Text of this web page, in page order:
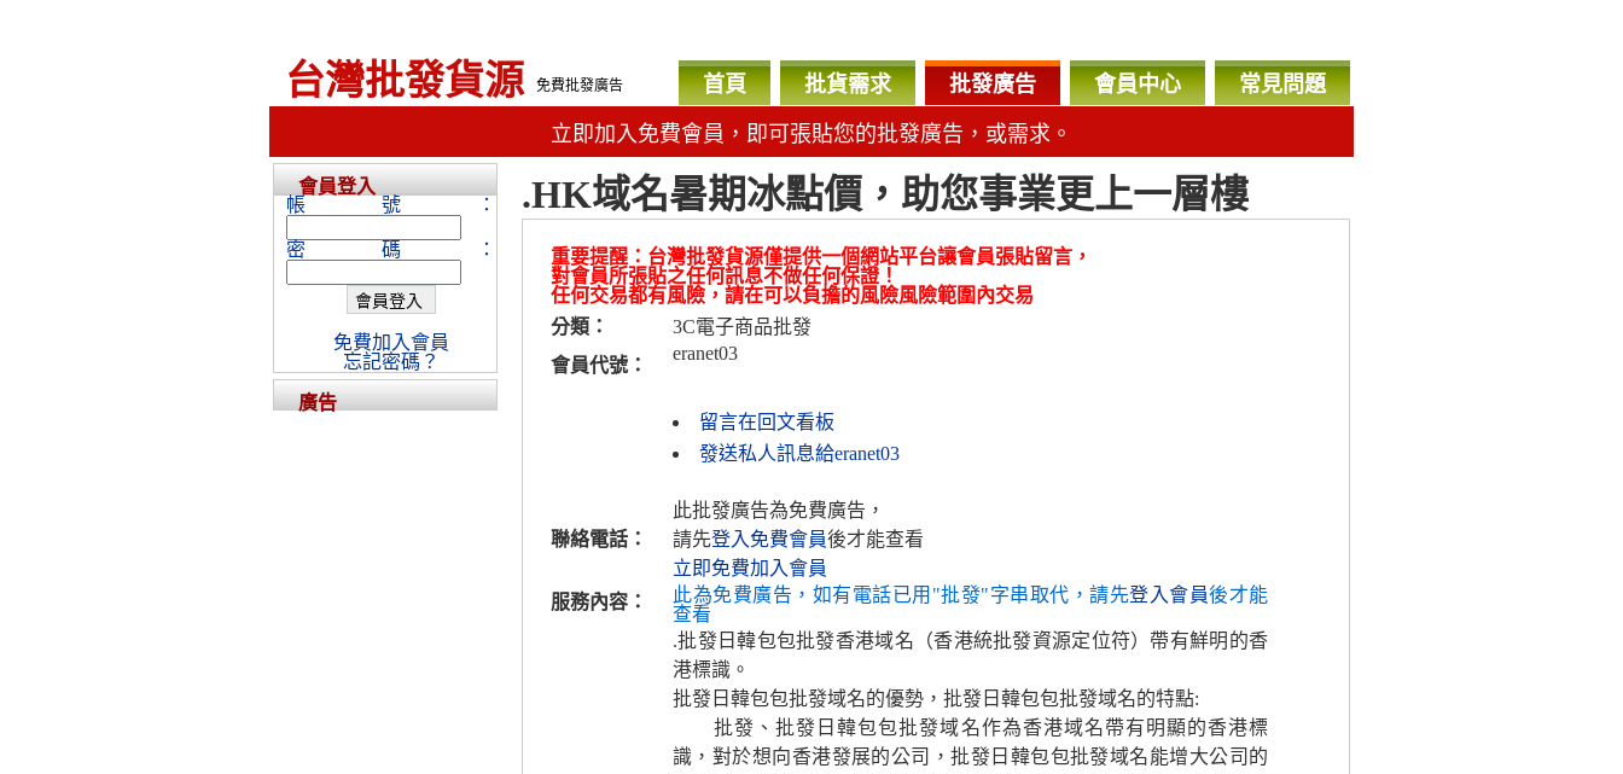
台灣批發貨源 免費批發廣告 首頁 批貨需求 批發廣告 會員中心 常見問題
立即加入免費會員，即可張貼您的批發廣告，或需求。
.HK域名暑期冰點價，助您事業更上一層樓
重要提醒：台灣批發貨源僅提供一個網站平台讓會員張貼留言，
對會員所張貼之任何訊息不做任何保證！
任何交易都有風險，請在可以負擔的風險風險範圍內交易
分類：
3C電子商品批發
會員代號：
eranet03
留言在回文看板
發送私人訊息給eranet03
聯絡電話：
此批發廣告為免費廣告，
請先登入免費會員後才能查看
立即免費加入會員
服務內容：
此為免費廣告，如有電話已用"批發"字串取代，請先登入會員後才能
查看
.批發日韓包包批發香港域名（香港統批發資源定位符）帶有鮮明的香
港標識。
批發日韓包包批發域名的優勢，批發日韓包包批發域名的特點:
批發、批發日韓包包批發域名作為香港域名帶有明顯的香港標
識，對於想向香港發展的公司，批發日韓包包批發域名能增大公司的
會員登入
帳號：
密碼：
免費加入會員
忘記密碼？
廣告